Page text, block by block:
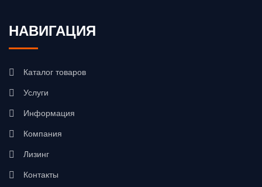
НАВИГАЦИЯ
Каталог товаров
Услуги
Информация
Компания
Лизинг
Контакты